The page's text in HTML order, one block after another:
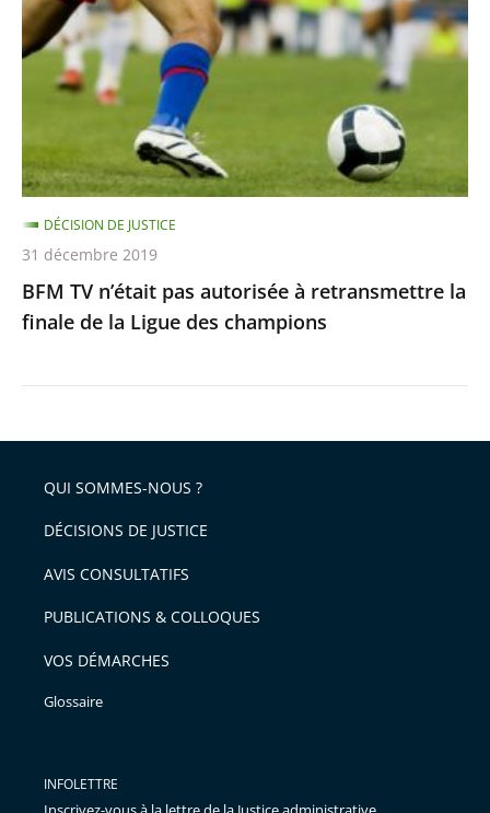
pas
autorisée
retransmettre
la
finale
de
la
Ligue
des
champions
BFM TV n’était pas autorisée à retransmettre la
finale de la Ligue des champions
DÉCISION DE JUSTICE
31 décembre 2019
QUI SOMMES-NOUS ?
DÉCISIONS DE JUSTICE
AVIS CONSULTATIFS
PUBLICATIONS & COLLOQUES
VOS DÉMARCHES
Glossaire
INFOLETTRE